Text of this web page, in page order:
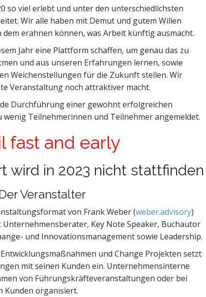
so viel erlebt und unter den unterschiedlichsten
Wir alle haben mit Demut und gutem Willen
erahnen können, was Arbeit künftig ausmacht.
Jahr eine Plattform schaffen, um genau das zu
und aus unseren Erfahrungen lernen, sowie
Weichenstellungen für die Zukunft stellen. Wir
Veranstaltung noch attraktiver macht.
Durchführung einer gewohnt erfolgreichen
Teilnehmerinnen und Teilnehmer angemeldet.
fast and early
wird in 2023 nicht stattfinden
Veranstalter
von Frank Weber (weber.advisory)
Unternehmensberater, Key Note Speaker, Buchautor
und Innovationsmanagement sowie Leadership.
und Change Projekten setzt
mit seinen Kunden ein. Unternehmensinterne
von Führungskräfteveranstaltungen oder bei
Kunden organisiert.